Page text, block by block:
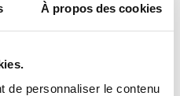
À propos des cookies
de personnaliser le contenu